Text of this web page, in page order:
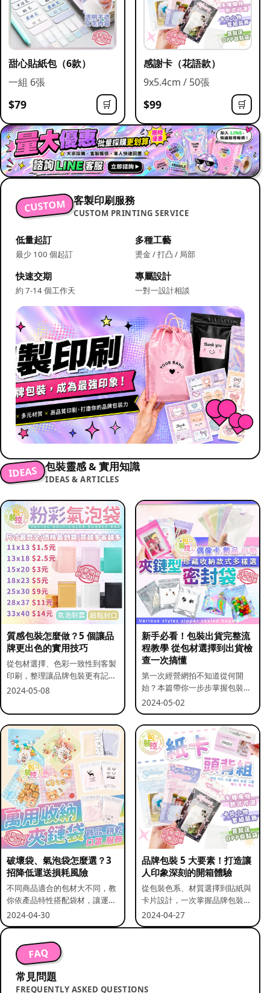
甜心貼紙包（6款）
一組 6張
$79 🛒
感謝卡（花語款）
9x5.4cm / 50張
$99 🛒
CUSTOM 客製印刷服務
CUSTOM PRINTING SERVICE
低量起訂
最少 100 個起訂
多種工藝
燙金 / 打凸 / 局部
快速交期
約 7-14 個工作天
專屬設計
一對一設計相談
IDEAS 包裝靈感 & 實用知識
IDEAS & ARTICLES
質感包裝怎麼做？5 個讓品
牌更出色的實用技巧
從包材選擇、色彩一致性到客製
印刷，整理讓品牌包裝更有記憶
點的實用做法。
2024-05-08
新手必看！包裝出貨完整流
程教學 從包材選擇到出貨檢
查一次搞懂
第一次經營網拍不知道從何開
始？本篇帶你一步步掌握包裝流
程與出貨前檢查重點。
2024-05-02
破壞袋、氣泡袋怎麼選？3
招降低運送損耗風險
不同商品適合的包材大不同，教
你依產品特性搭配袋材，讓運送
更安全。
2024-04-30
品牌包裝 5 大要素！打造讓
人印象深刻的開箱體驗
從包裝色系、材質選擇到貼紙與
卡片設計，一次掌握品牌包裝的
關鍵要素。
2024-04-27
FAQ
常見問題
FREQUENTLY ASKED QUESTIONS